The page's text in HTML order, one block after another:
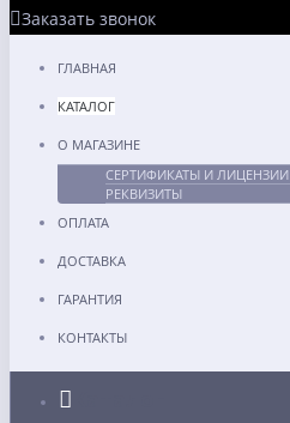
Заказать звонок
ГЛАВНАЯ
КАТАЛОГ
О МАГАЗИНЕ
СЕРТИФИКАТЫ И ЛИЦЕНЗИИ
РЕКВИЗИТЫ
ОПЛАТА
ДОСТАВКА
ГАРАНТИЯ
КОНТАКТЫ